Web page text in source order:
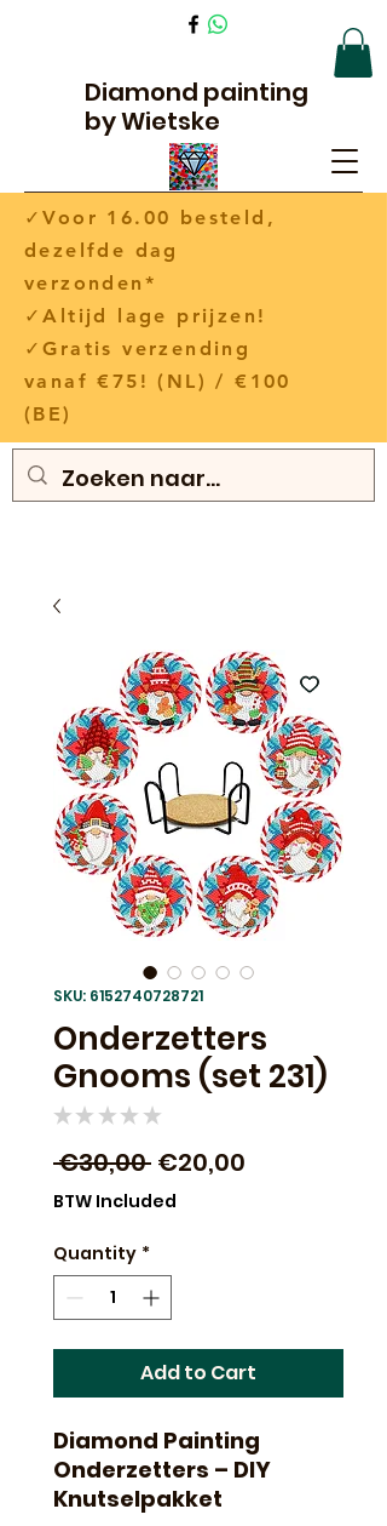
Diamond painting
by Wietske
✓Voor 16.00 besteld,
dezelfde dag
verzonden*
✓Altijd lage prijzen!
✓Gratis verzending
vanaf €75! (NL) / €100
(BE)
SKU: 6152740728721
Onderzetters
Gnooms (set 231)
★ ★ ★ ★ ★
€30,00 Regular
Price
€20,00
BTW Included
Quantity *
Add to Cart
Diamond Painting
Onderzetters – DIY
Knutselpakket